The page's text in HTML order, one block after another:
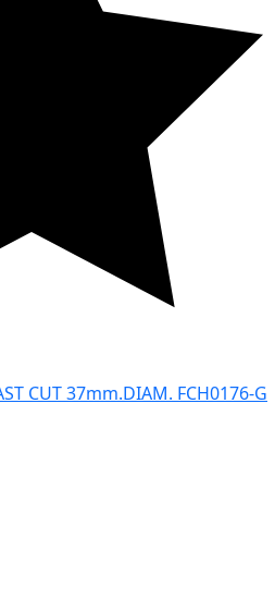
CUT 37mm.DIAM. FCH0176-G